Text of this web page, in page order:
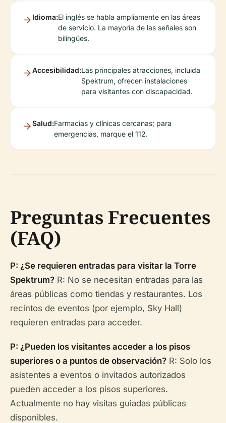
Idioma:El inglés se habla ampliamente en las áreas
de servicio. La mayoría de las señales son
bilingües.
Accesibilidad:Las principales atracciones, incluida
Spektrum, ofrecen instalaciones
para visitantes con discapacidad.
Salud:Farmacias y clínicas cercanas; para
emergencias, marque el 112.
Preguntas Frecuentes
(FAQ)
P: ¿Se requieren entradas para visitar la Torre
Spektrum? R: No se necesitan entradas para las
áreas públicas como tiendas y restaurantes. Los
recintos de eventos (por ejemplo, Sky Hall)
requieren entradas para acceder.
P: ¿Pueden los visitantes acceder a los pisos
superiores o a puntos de observación? R: Solo los
asistentes a eventos o invitados autorizados
pueden acceder a los pisos superiores.
Actualmente no hay visitas guiadas públicas
disponibles.